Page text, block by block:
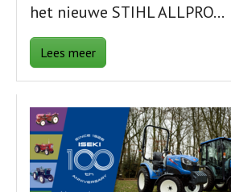
het nieuwe STIHL ALLPRO…
Lees meer